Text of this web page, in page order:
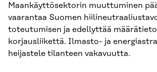
Maankäyttösektorin muuttuminen
vaarantaa Suomen
toteutumisen ja edellyttää
korjausliikettä. Ilmasto- ja
heijastele tilanteen vakavuutta.